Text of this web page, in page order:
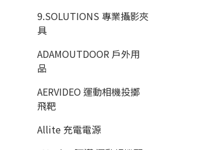
9.SOLUTIONS 專業攝影夾
具
ADAMOUTDOOR 戶外用
品
AERVIDEO 運動相機投擲
飛靶
Allite 充電電源